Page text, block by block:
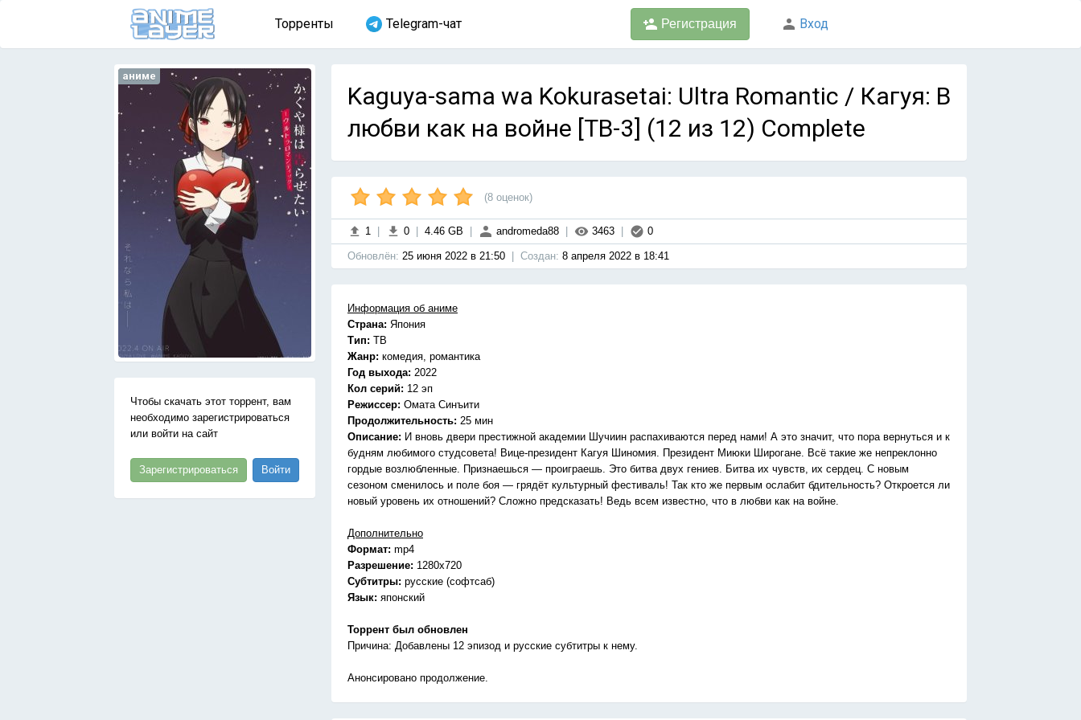
Торренты Telegram-чат Регистрация Вход
аниме
Чтобы скачать этот торрент, вам
необходимо зарегистрироваться
или войти на сайт
Зарегистрироваться Войти
Kaguya-sama wa Kokurasetai: Ultra Romantic / Кагуя: В
любви как на войне [ТВ-3] (12 из 12) Complete
(8 оценок)
1 0 4.46 GB andromeda88 3463 0
Обновлён: 25 июня 2022 в 21:50 Cоздан: 8 апреля 2022 в 18:41
Информация об аниме
Страна: Япония
Тип: ТВ
Жанр: комедия, романтика
Год выхода: 2022
Кол серий: 12 эп
Режиссер: Омата Синъити
Продолжительность: 25 мин
Описание: И вновь двери престижной академии Шучиин распахиваются перед нами! А это значит, что пора вернуться и к
будням любимого студсовета! Вице-президент Кагуя Шиномия. Президент Миюки Широгане. Всё такие же непреклонно
гордые возлюбленные. Признаешься — проиграешь. Это битва двух гениев. Битва их чувств, их сердец. С новым
сезоном сменилось и поле боя — грядёт культурный фестиваль! Так кто же первым ослабит бдительность? Откроется ли
новый уровень их отношений? Сложно предсказать! Ведь всем известно, что в любви как на войне.
Дополнительно
Формат: mp4
Разрешение: 1280x720
Субтитры: русские (софтсаб)
Язык: японский
Торрент был обновлен
Причина: Добавлены 12 эпизод и русские субтитры к нему.
Анонсировано продолжение.